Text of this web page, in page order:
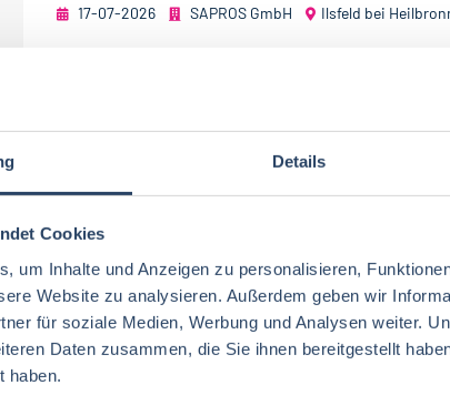
Details
Cookies
um Inhalte und Anzeigen zu personalisieren,
Website zu analysieren. Außerdem geben wir
für soziale Medien, Werbung und Analysen weiter.
Daten zusammen, die Sie ihnen bereitgestellt
haben.
17-07-2026 SAPROS GmbH Ilsfeld bei
DIRECTOR OPERATIONS / LOKALE
(M/W/D)
Glanbia plc ist ein globaler Anbieter
Bereichen funktionale Inhaltsstoffe, und
Aktivitäten in über...
14-07-2026
RAU | EXECUTIVE SEARCH GmbH